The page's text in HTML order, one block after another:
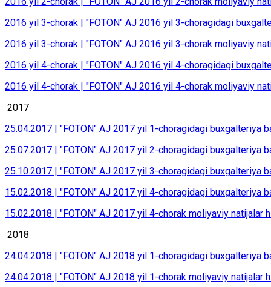
2016 yil 3-chоrаk | "FOTON" АJ 2016 yil 3-chоrаgidаgi
2016 yil 3-chоrаk | "FOTON" АJ 2016 yil 3-chоrаk mоliyaviy
2016 yil 4-chorak | "FOTON" AJ 2016 yil 4-choragidagi
2016 yil 4-chorak | "FOTON" AJ 2016 yil 4-chorak moliyaviy
2017
25.04.2017 | "FOTON" AJ 2017 yil 1-choragidagi buxgalteriya
25.07.2017 | "FOTON" AJ 2017 yil 2-choragidagi buxgalteriya
25.10.2017 | "FOTON" AJ 2017 yil 3-choragidagi buxgalteriya
15.02.2018 | "FOTON" AJ 2017 yil 4-choragidagi buxgalteriya
15.02.2018 | "FOTON" AJ 2017 yil 4-chorak moliyaviy natijalar
2018
24.04.2018 | "FOTON" AJ 2018 yil 1-choragidagi buxgalteriya
24.04.2018 | "FOTON" AJ 2018 yil 1-chorak moliyaviy natijalar